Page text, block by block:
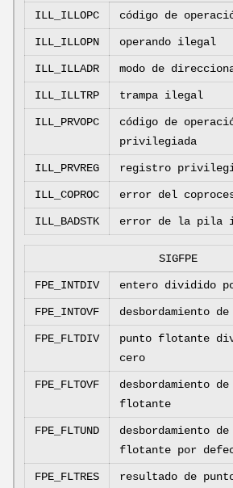
ILL_ILLOPC código de
ILL_ILLOPN operando ilegal
ILL_ILLADR modo de
ILL_ILLTRP trampa ilegal
ILL_PRVOPC
código de
privilegiada
ILL_PRVREG registro
ILL_COPROC error del
ILL_BADSTK error de la pila
SIGFPE
FPE_INTDIV entero dividido
FPE_INTOVF desbordamiento
FPE_FLTDIV
punto flotante
cero
FPE_FLTOVF
desbordamiento
flotante
FPE_FLTUND
desbordamiento
flotante por
FPE_FLTRES
resultado de